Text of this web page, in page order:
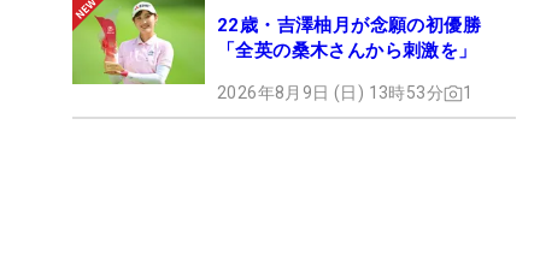
22歳・吉澤柚月が念願の初優勝
「全英の桑木さんから刺激を」
2026年8月9日 (日) 13時53分 1